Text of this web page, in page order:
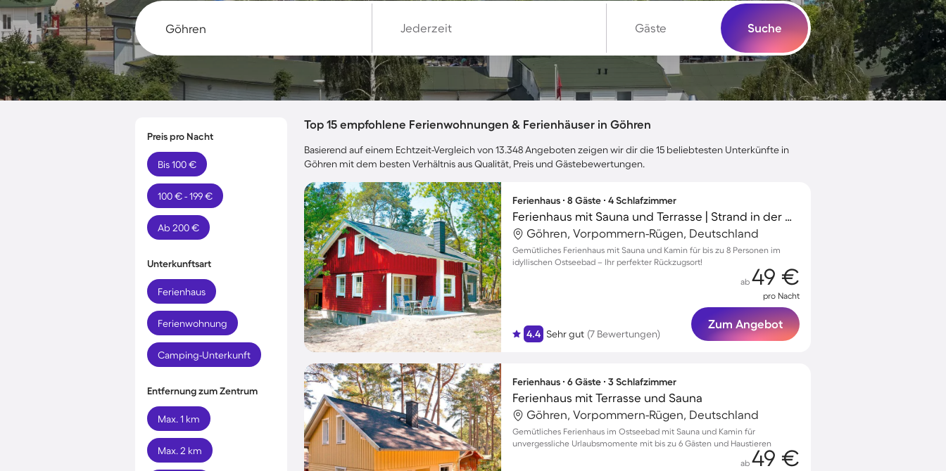
Jederzeit Gäste Suche
Preis pro Nacht
Bis 100 €
100 € - 199 €
Ab 200 €
Unterkunftsart
Ferienhaus
Ferienwohnung
Camping-Unterkunft
Entfernung zum Zentrum
Max. 1 km
Max. 2 km
Top 15 empfohlene Ferienwohnungen & Ferienhäuser in Göhren
Basierend auf einem Echtzeit-Vergleich von 13.348 Angeboten zeigen wir dir die 15 beliebtesten Unterkünfte in
Göhren mit dem besten Verhältnis aus Qualität, Preis und Gästebewertungen.
Ferienhaus ∙ 8 Gäste ∙ 4 Schlafzimmer
Ferienhaus mit Sauna und Terrasse | Strand in der Nähe
Göhren, Vorpommern-Rügen, Deutschland
Gemütliches Ferienhaus mit Sauna und Kamin für bis zu 8 Personen im
idyllischen Ostseebad – Ihr perfekter Rückzugsort!
4.4 Sehr gut (7 Bewertungen)
ab 49 €
pro Nacht
Zum Angebot
Ferienhaus ∙ 6 Gäste ∙ 3 Schlafzimmer
Ferienhaus mit Terrasse und Sauna
Göhren, Vorpommern-Rügen, Deutschland
Gemütliches Ferienhaus im Ostseebad mit Sauna und Kamin für
unvergessliche Urlaubsmomente mit bis zu 6 Gästen und Haustieren
ab 49 €